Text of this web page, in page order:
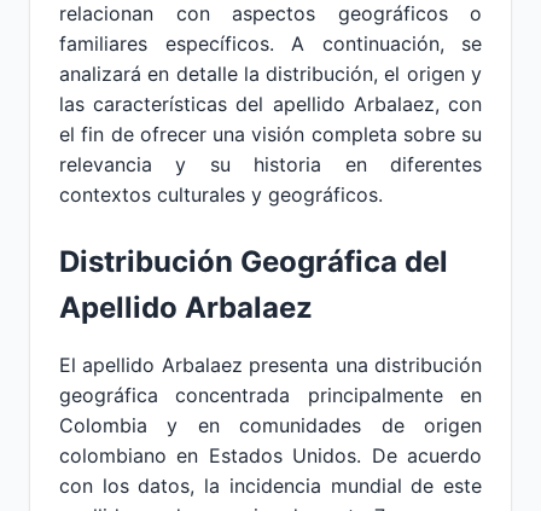
relacionan con aspectos geográficos o
familiares específicos. A continuación, se
analizará en detalle la distribución, el origen y
las características del apellido Arbalaez, con
el fin de ofrecer una visión completa sobre su
relevancia y su historia en diferentes
contextos culturales y geográficos.
Distribución Geográfica del
Apellido Arbalaez
El apellido Arbalaez presenta una distribución
geográfica concentrada principalmente en
Colombia y en comunidades de origen
colombiano en Estados Unidos. De acuerdo
con los datos, la incidencia mundial de este